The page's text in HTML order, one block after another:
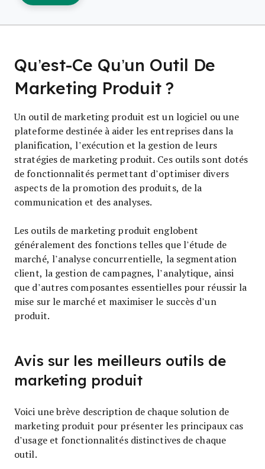
Qu’est-Ce Qu’un Outil De
Marketing Produit ?
Un outil de marketing produit est un logiciel ou une
plateforme destinée à aider les entreprises dans la
planification, l’exécution et la gestion de leurs
stratégies de marketing produit. Ces outils sont dotés
de fonctionnalités permettant d’optimiser divers
aspects de la promotion des produits, de la
communication et des analyses.
Les outils de marketing produit englobent
généralement des fonctions telles que l’étude de
marché, l’analyse concurrentielle, la segmentation
client, la gestion de campagnes, l’analytique, ainsi
que d’autres composantes essentielles pour réussir la
mise sur le marché et maximiser le succès d’un
produit.
Avis sur les meilleurs outils de
marketing produit
Voici une brève description de chaque solution de
marketing produit pour présenter les principaux cas
d’usage et fonctionnalités distinctives de chaque
outil.